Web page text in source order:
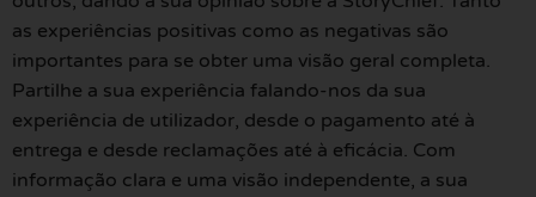
as experiências positivas como as negativas são
importantes para se obter uma visão geral completa.
Partilhe a sua experiência falando-nos da sua
experiência de utilizador, desde o pagamento até à
entrega e desde reclamações até à eficácia. Com
informação clara e uma visão independente, a sua